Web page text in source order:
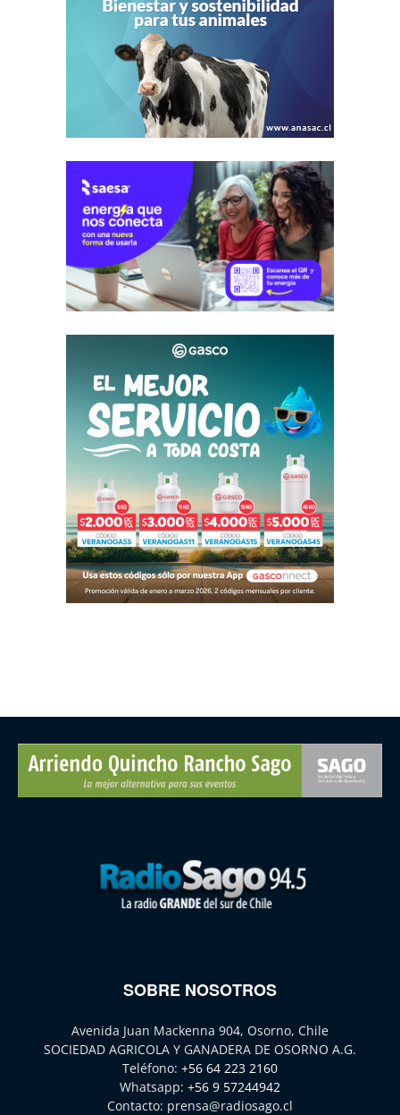
SOBRE NOSOTROS
Avenida Juan Mackenna 904, Osorno, Chile
SOCIEDAD AGRICOLA Y GANADERA DE OSORNO A.G.
Teléfono: +56 64 223 2160
Whatsapp: +56 9 57244942
Contacto: prensa@radiosago.cl